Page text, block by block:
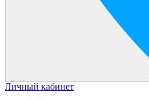
Личный кабинет